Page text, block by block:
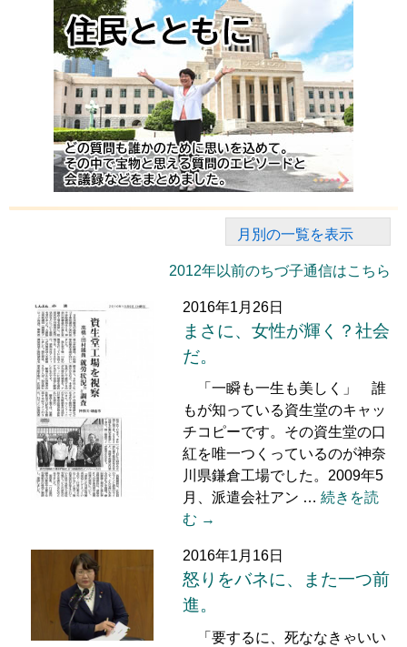
月別の一覧を表示
2012年以前のちづ子通信はこちら
2016年1月26日
まさに、女性が輝く？社会
だ。
「一瞬も一生も美しく」 誰
もが知っている資生堂のキャッ
チコピーです。その資生堂の口
紅を唯一つくっているのが神奈
川県鎌倉工場でした。2009年5
月、派遣会社アン … 続きを読
む →
2016年1月16日
怒りをバネに、また一つ前
進。
「要するに、死ななきゃいい